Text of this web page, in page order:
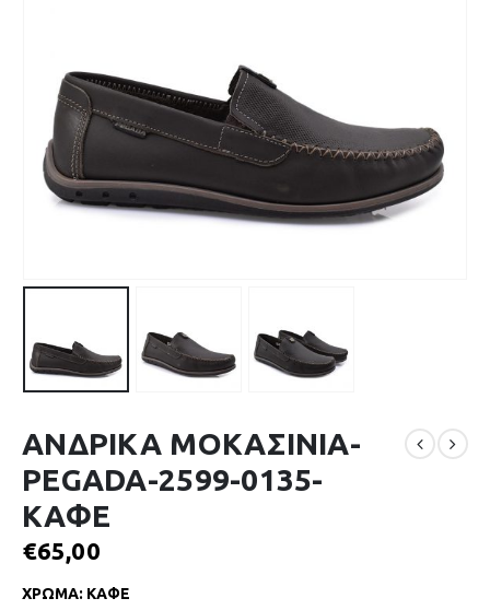
ΑΝΔΡΙΚΑ ΜΟΚΑΣΙΝΙΑ-
PEGADA-2599-0135-
ΚΑΦΕ
€65,00
ΧΡΩΜΑ: ΚΑΦΕ